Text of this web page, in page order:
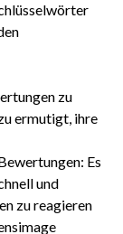
zu
ermutigt, ihre
Es
und
zu reagieren